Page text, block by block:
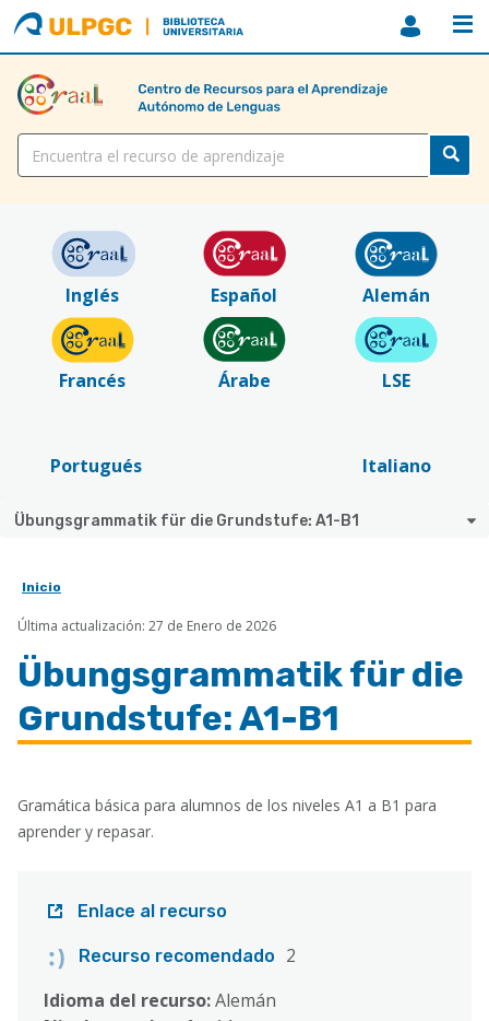
ULPGC
Biblioteca
ULPGC
Título
Inglés Español Alemán
Francés Árabe LSE
Portugués Italiano
Übungsgrammatik für die Grundstufe: A1-B1
Sobrescribir
enlaces
de
ayuda
a
navegación
Inicio
Última actualización: 27 de Enero de 2026
Übungsgrammatik für die
Grundstufe: A1-B1
Gramática básica para alumnos de los niveles A1 a B1 para
aprender y repasar.
Enlace al recurso
Recurso recomendado
2
Idioma del recurso:Alemán